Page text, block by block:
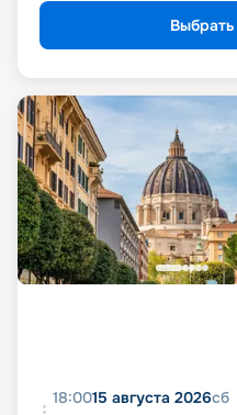
18:0015 августа 2026сб